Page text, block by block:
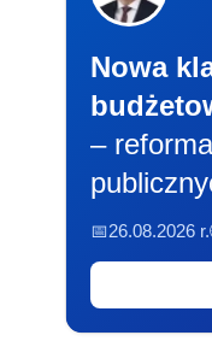
Nowa
–
📅26.08.2026 r.